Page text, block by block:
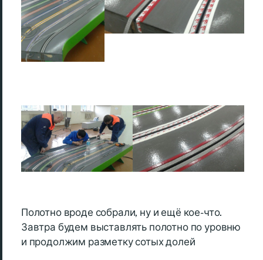
Полотно вроде собрали, ну и ещё кое-что.
Завтра будем выставлять полотно по уровню
и продолжим разметку сотых долей